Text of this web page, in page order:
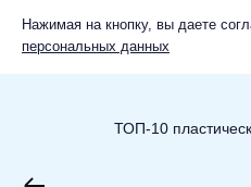
Нажимая на кнопку, вы даете
персональных данных
ТОП-10